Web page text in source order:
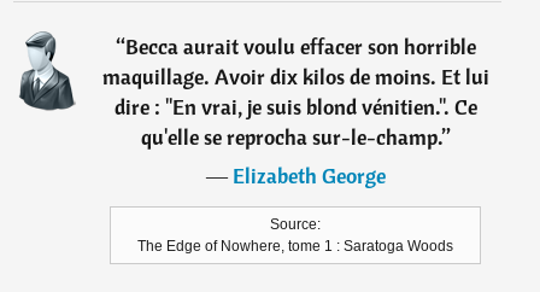
“Becca aurait voulu effacer son horrible
maquillage. Avoir dix kilos de moins. Et lui
dire : "En vrai, je suis blond vénitien.". Ce
qu'elle se reprocha sur-le-champ.”
―Elizabeth George
Source:
The Edge of Nowhere, tome 1 : Saratoga Woods